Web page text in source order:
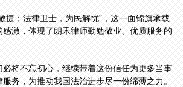
捷；法律卫士，为民解忧”，这一面锦旗承载
激，体现了朗禾律师勤勉敬业、优质服务的
将不忘初心，继续带着这份信任为更多当事
务，为推动我国法治进步尽一份绵薄之力。